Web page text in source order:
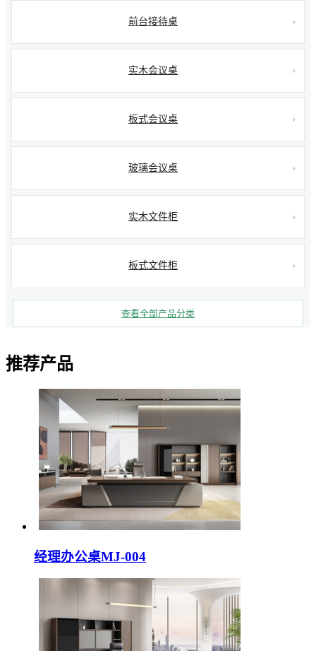
前台接待桌
实木会议桌
板式会议桌
玻璃会议桌
实木文件柜
板式文件柜
查看全部产品分类
推荐产品
经理办公桌MJ-004